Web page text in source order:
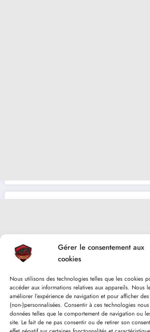
Gérer le consentement aux
cookies
Nous utilisons des technologies telles que les cookies
accéder aux informations relatives aux appareils. Nous
améliorer l’expérience de navigation et pour afficher
(non-)personnalisées. Consentir à ces technologies
données telles que le comportement de navigation ou
site. Le fait de ne pas consentir ou de retirer son